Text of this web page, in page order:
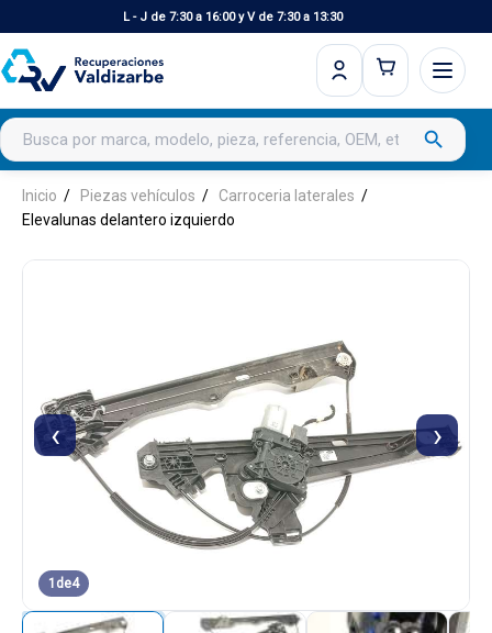
L - J de 7:30 a 16:00 y V de 7:30 a 13:30
Buscar productos search
Inicio Piezas vehículos
Carroceria laterales
Elevalunas delantero izquierdo
‹ ›
1 de4